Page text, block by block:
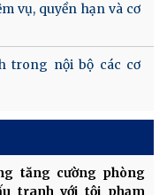
vụ, quyền hạn và cơ
trong nội bộ các cơ
tăng cường phòng